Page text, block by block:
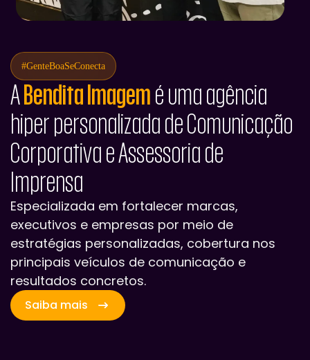
#GenteBoaSeConecta
ABendita Imagemé uma agência
hiper personalizada de Comunicação
Corporativa e Assessoria de
Imprensa
Especializada em fortalecer marcas,
executivos e empresas por meio de
estratégias personalizadas, cobertura nos
principais veículos de comunicação e
resultados concretos.
Saiba mais